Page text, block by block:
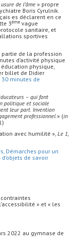
usure de l’âme » propre
Boris Cyrulnik.
déclarent en ce
3ème vague
sanitaire, et
sportives
partie de la profession
d’activité physique
physique,
billet de Didier
30 minutes de
– qui font
politique et sociale
leur part. Invention
professionnel.» (in
avec humilité », Le 1,
Démarches pour un
de savoir
» et « les
2022 au gymnase de